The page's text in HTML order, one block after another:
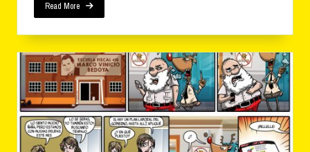
Read More